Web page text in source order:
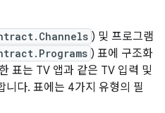
) 및 프로그램
) 표에 구조화
표는 TV 앱과 같은 TV 입력 및
니다. 표에는 4가지 유형의 필